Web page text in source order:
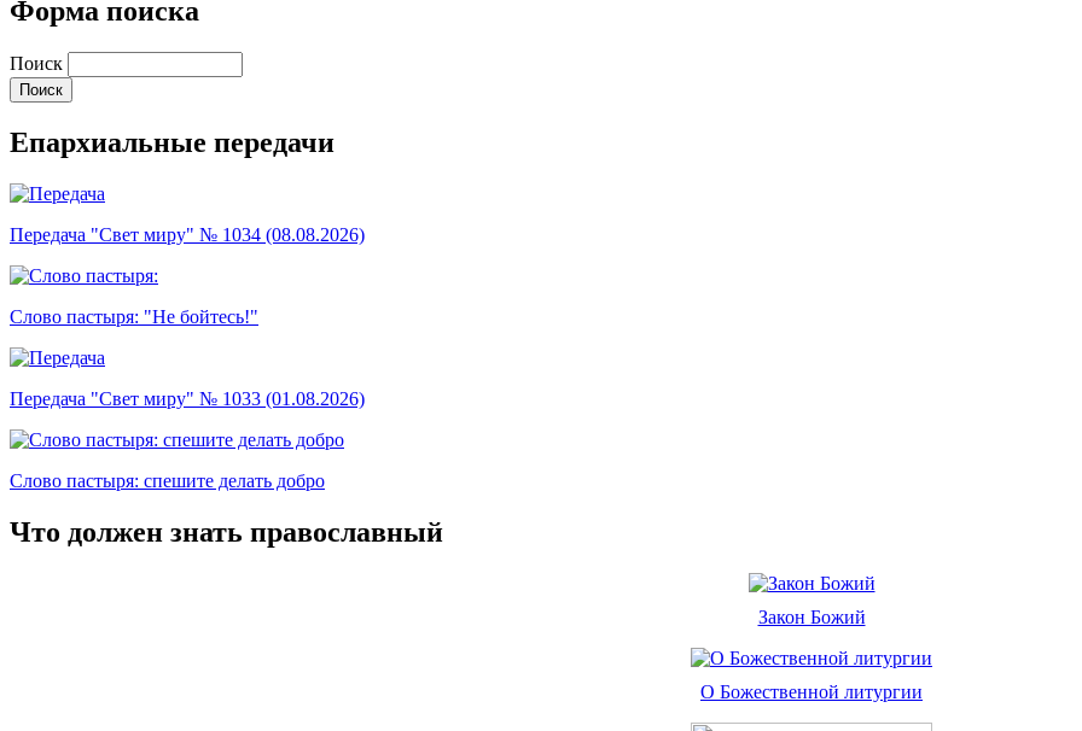
Форма поиска
Поиск
Епархиальные передачи
Передача "Свет миру" № 1034 (08.08.2026)
Слово пастыря: "Не бойтесь!"
Передача "Свет миру" № 1033 (01.08.2026)
Слово пастыря: спешите делать добро
Что должен знать православный
Закон Божий
О Божественной литургии